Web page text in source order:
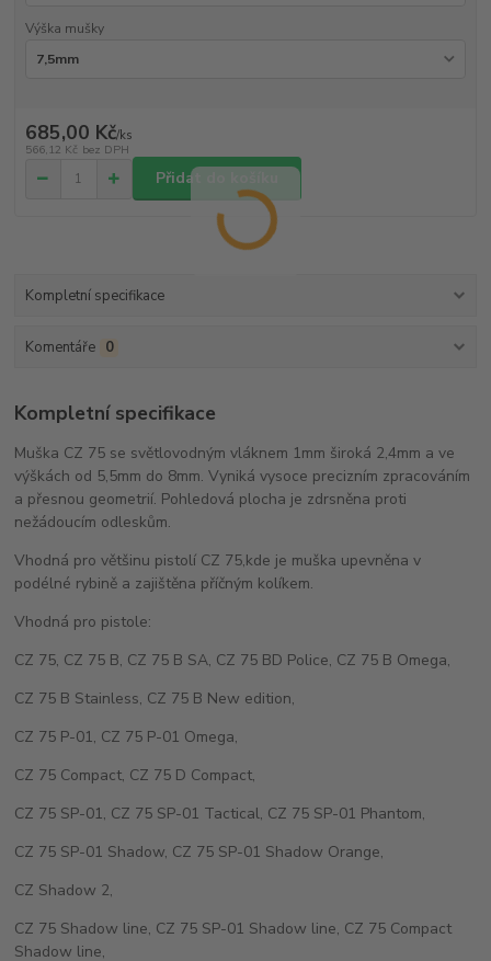
Výška mušky
685,00 Kč/ks
566,12 Kč bez DPH
Přidat do košíku
Kompletní specifikace
Komentáře 0
Kompletní specifikace
Muška CZ 75 se světlovodným vláknem 1mm široká 2,4mm a ve
výškách od 5,5mm do 8mm. Vyniká vysoce precizním zpracováním
a přesnou geometrií. Pohledová plocha je zdrsněna proti
nežádoucím odleskům.
Vhodná pro většinu pistolí CZ 75,kde je muška upevněna v
podélné rybině a zajištěna příčným kolíkem.
Vhodná pro pistole:
CZ 75, CZ 75 B, CZ 75 B SA, CZ 75 BD Police, CZ 75 B Omega,
CZ 75 B Stainless, CZ 75 B New edition,
CZ 75 P-01, CZ 75 P-01 Omega,
CZ 75 Compact, CZ 75 D Compact,
CZ 75 SP-01, CZ 75 SP-01 Tactical, CZ 75 SP-01 Phantom,
CZ 75 SP-01 Shadow, CZ 75 SP-01 Shadow Orange,
CZ Shadow 2,
CZ 75 Shadow line, CZ 75 SP-01 Shadow line, CZ 75 Compact
Shadow line,